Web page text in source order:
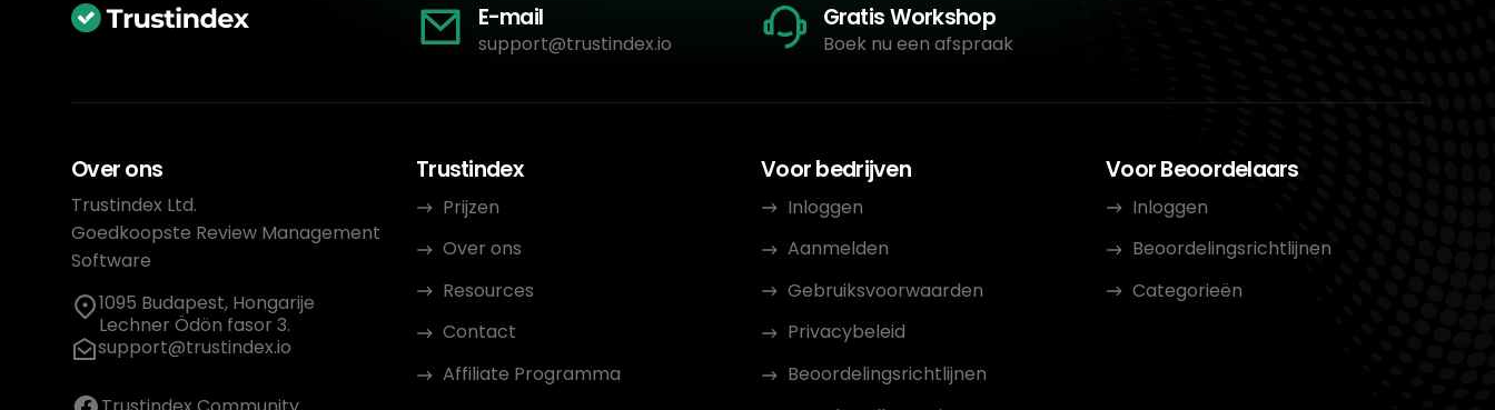
E-mail
support@trustindex.io
Gratis Workshop
Boek nu een afspraak
Over ons
Trustindex Ltd.
Goedkoopste Review Management
Software
1095 Budapest, Hongarije
Lechner Ödön fasor 3.
support@trustindex.io
Trustindex
Prijzen
Over ons
Resources
Contact
Affiliate Programma
Voor bedrijven
Inloggen
Aanmelden
Gebruiksvoorwaarden
Privacybeleid
Beoordelingsrichtlijnen
Voor Beoordelaars
Inloggen
Beoordelingsrichtlijnen
Categorieën